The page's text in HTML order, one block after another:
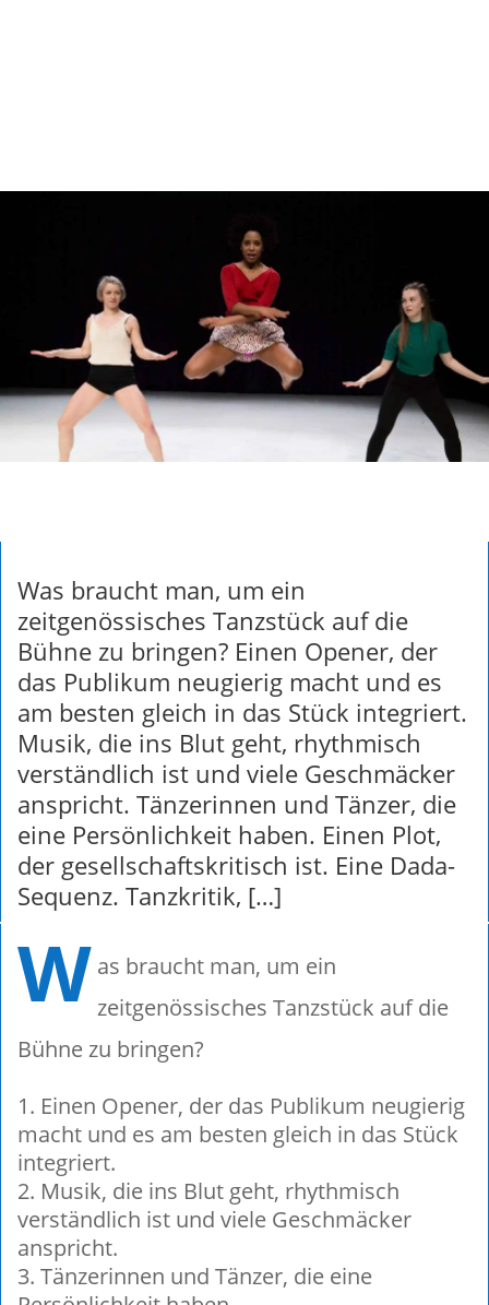
Was braucht man, um ein
zeitgenössisches Tanzstück auf die
Bühne zu bringen? Einen Opener, der
das Publikum neugierig macht und es
am besten gleich in das Stück integriert.
Musik, die ins Blut geht, rhythmisch
verständlich ist und viele Geschmäcker
anspricht. Tänzerinnen und Tänzer, die
eine Persönlichkeit haben. Einen Plot,
der gesellschaftskritisch ist. Eine Dada-
Sequenz. Tanzkritik, […]
W as braucht man, um ein
zeitgenössisches Tanzstück auf die
Bühne zu bringen?
Einen Opener, der das Publikum neugierig
macht und es am besten gleich in das Stück
integriert.
Musik, die ins Blut geht, rhythmisch
verständlich ist und viele Geschmäcker
anspricht.
Tänzerinnen und Tänzer, die eine